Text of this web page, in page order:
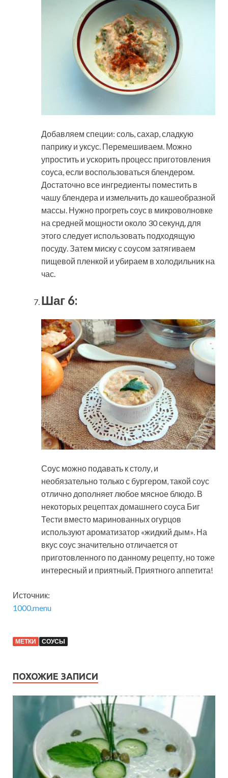
Добавляем специи: соль, сахар, сладкую
паприку и уксус. Перемешиваем. Можно
упростить и ускорить процесс приготовления
соуса, если воспользоваться блендером.
Достаточно все ингредиенты поместить в
чашу блендера и измельчить до кашеобразной
массы. Нужно прогреть соус в микроволновке
на средней мощности около 30 секунд, для
этого следует использовать подходящую
посуду. Затем миску с соусом затягиваем
пищевой пленкой и убираем в холодильник на
час.
Шаг 6:
Соус можно подавать к столу, и
необязательно только с бургером, такой соус
отлично дополняет любое мясное блюдо. В
некоторых рецептах домашнего соуса Биг
Тести вместо маринованных огурцов
используют ароматизатор «жидкий дым». На
вкус соус значительно отличается от
приготовленного по данному рецепту, но тоже
интересный и приятный. Приятного аппетита!
Источник:
1000.menu
МЕТКИ СОУСЫ
ПОХОЖИЕ ЗАПИСИ